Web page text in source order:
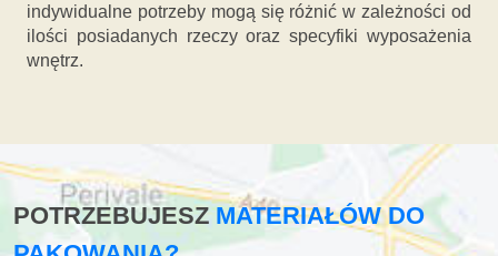
indywidualne potrzeby mogą się różnić w zależności od
ilości posiadanych rzeczy oraz specyfiki wyposażenia
wnętrz.
POTRZEBUJESZMATERIAŁÓW DO